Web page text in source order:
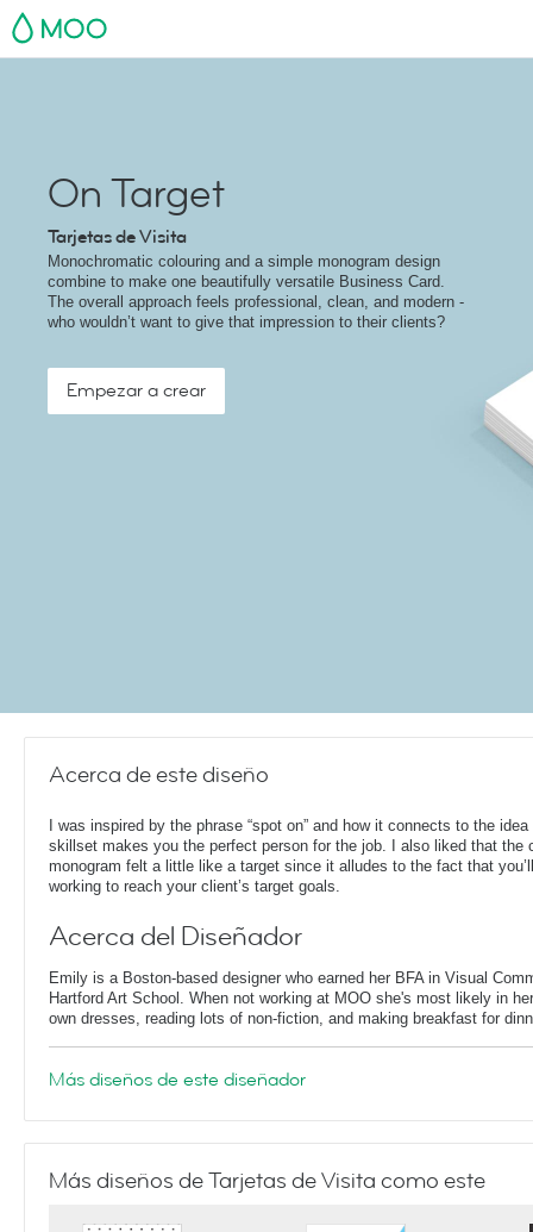
MOO
On Target
Tarjetas de Visita
Monochromatic colouring and a simple monogram design
combine to make one beautifully versatile Business Card.
The overall approach feels professional, clean, and modern -
who wouldn’t want to give that impression to their clients?
Empezar a crear
Acerca de este diseño
I was inspired by the phrase “spot on” and how it connects to the
skillset makes you the perfect person for the job. I also liked that the
monogram felt a little like a target since it alludes to the fact that
working to reach your client’s target goals.
Acerca del Diseñador
Emily is a Boston-based designer who earned her BFA in Visual
Hartford Art School. When not working at MOO she's most likely in
own dresses, reading lots of non-fiction, and making breakfast for
Más diseños de este diseñador
Más diseños de Tarjetas de Visita como este